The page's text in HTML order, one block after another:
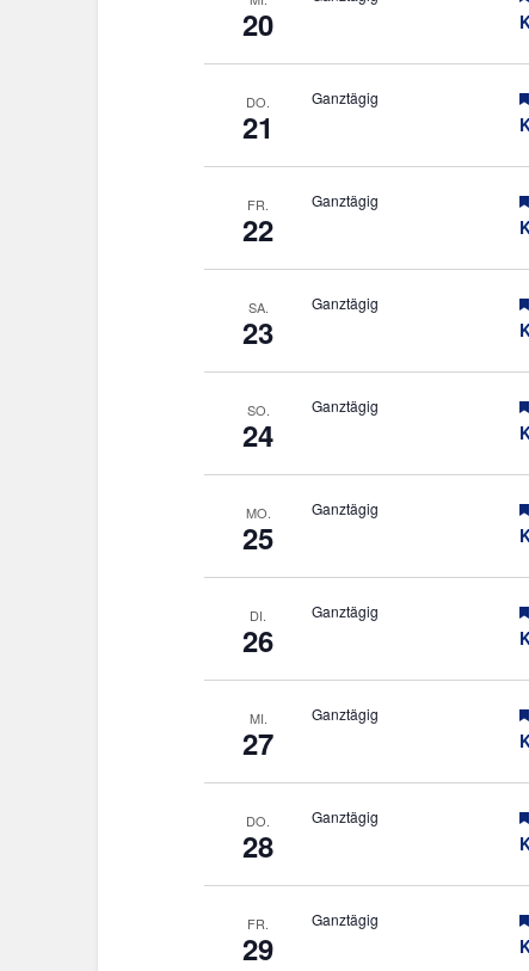
20
DO.
21
Ganztägig
FR.
22
Ganztägig
SA.
23
Ganztägig
SO.
24
Ganztägig
MO.
25
Ganztägig
DI.
26
Ganztägig
MI.
27
Ganztägig
DO.
28
Ganztägig
FR.
29
Ganztägig